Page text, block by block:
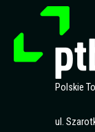
Polskie
ul.